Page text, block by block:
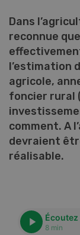
Dans
reconnue
l’estimation
agricole,
foncier rural
comment. A
devraient
réalisable.
8 min